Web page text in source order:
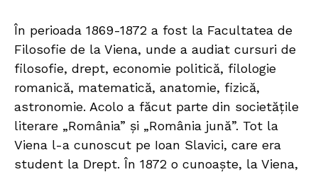
În perioada 1869-1872 a fost la Facultatea de
Filosofie de la Viena, unde a audiat cursuri de
filosofie, drept, economie politică, filologie
romanică, matematică, anatomie, fizică,
astronomie. Acolo a făcut parte din societățile
literare „România” şi „România jună”. Tot la
Viena l-a cunoscut pe Ioan Slavici, care era
student la Drept. În 1872 o cunoaște, la Viena,